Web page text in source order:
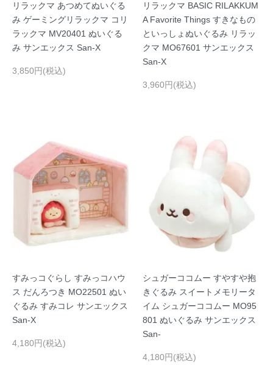
リラックマ あつめてぬいぐる
み ゲーミングリラックマ コリ
ラックマ MV20401 ぬいぐる
み サンエックス San-X
3,850円(税込)
リラックマ BASIC RILAKKUM
A Favorite Things すきなもの
といっしょぬいぐるみ リラッ
クマ MO67601 サンエックス
San-X
3,960円(税込)
すみっコぐらし すみっコハウ
ス だんろつき MO22501 ぬい
ぐるみ すみコレ サンエックス
San-X
4,180円(税込)
シュガーココムー すやすや抱
きぐるみ スイートメモリータ
イム シュガーココムー MO95
801 ぬいぐるみ サンエックス
San-
4,180円(税込)